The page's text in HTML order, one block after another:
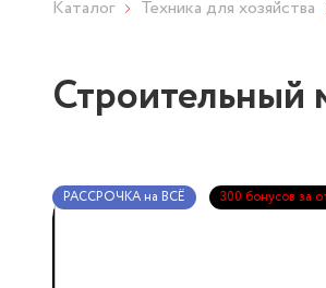
Каталог Техника для хозяйства
Строительный
РАССРОЧКА на ВСЁ 300 бонусов за